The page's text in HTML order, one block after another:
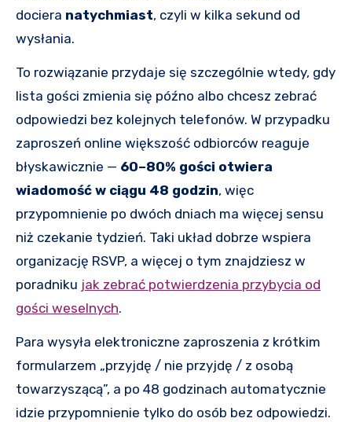
dociera natychmiast, czyli w kilka sekund od
wysłania.
To rozwiązanie przydaje się szczególnie wtedy, gdy
lista gości zmienia się późno albo chcesz zebrać
odpowiedzi bez kolejnych telefonów. W przypadku
zaproszeń online większość odbiorców reaguje
błyskawicznie — 60–80% gości otwiera
wiadomość w ciągu 48 godzin, więc
przypomnienie po dwóch dniach ma więcej sensu
niż czekanie tydzień. Taki układ dobrze wspiera
organizację RSVP, a więcej o tym znajdziesz w
poradniku jak zebrać potwierdzenia przybycia od
gości weselnych.
Para wysyła elektroniczne zaproszenia z krótkim
formularzem „przyjdę / nie przyjdę / z osobą
towarzyszącą”, a po 48 godzinach automatycznie
idzie przypomnienie tylko do osób bez odpowiedzi.